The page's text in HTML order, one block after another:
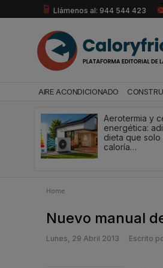
Llámenos al: 944 544 423
AIRE ACONDICIONADO
Aerotermia y
energética:
dieta que solo
caloría…
Home
Nuevo manual
Lunes, 29 Abril 2013 Escrito